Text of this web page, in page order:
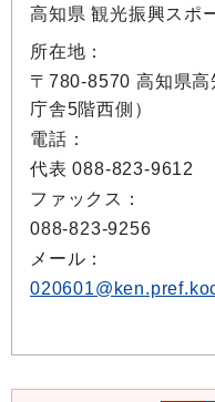
高知県 観光振興スポ
所在地：
〒780-8570 高知県
庁舎5階西側）
電話：
代表 088-823-9612
ファックス：
088-823-9256
メール：